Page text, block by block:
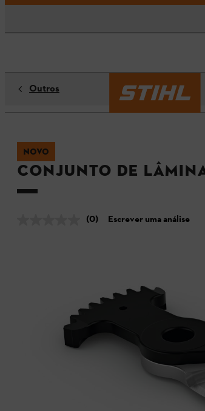
Outros
NOVO
Conjunto de
(0) Escrever uma análise